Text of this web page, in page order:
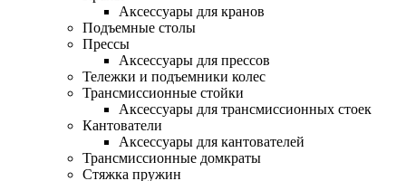
Аксессуары для кранов
Подъемные столы
Прессы
Аксессуары для прессов
Тележки и подъемники колес
Трансмиссионные стойки
Аксессуары для трансмиссионных стоек
Кантователи
Аксессуары для кантователей
Трансмиссионные домкраты
Стяжка пружин